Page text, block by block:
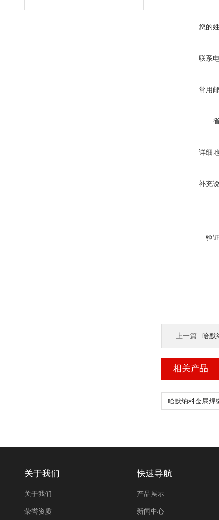
您的
联系
常用
详细
补充
验
上一篇 : 哈默
相关产品
关于我们
关于我们
荣誉资质
快速导航
产品展示
新闻中心